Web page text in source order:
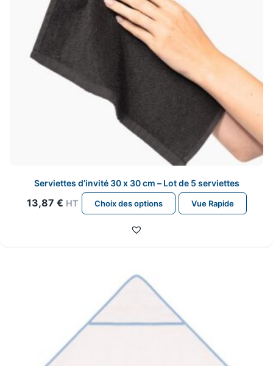
la
page
produit
Serviettes d’invité 30 x 30 cm – Lot de 5 serviettes
13,87 € HT Choix des options
Ce
produit
être
choisies
Vue Rapide